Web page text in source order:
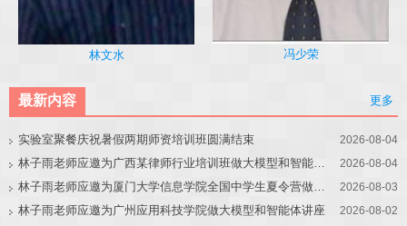
林文水 冯少荣
最新内容 更多
实验室聚餐庆祝暑假两期师资培训班圆满结束 2026-08-04
2026-08-04
2026-08-03
林子雨老师应邀为广州应用科技学院做大模型和智能体讲座 2026-08-02